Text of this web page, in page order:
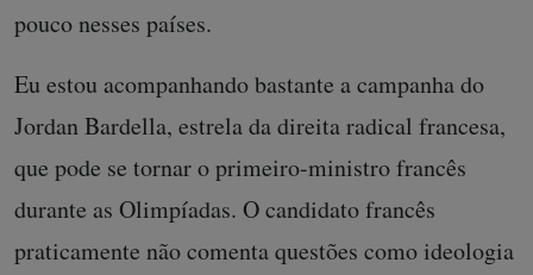
pouco nesses países.
Eu estou acompanhando bastante a campanha do
Jordan Bardella, estrela da direita radical francesa,
que pode se tornar o primeiro-ministro francês
durante as Olimpíadas. O candidato francês
praticamente não comenta questões como ideologia